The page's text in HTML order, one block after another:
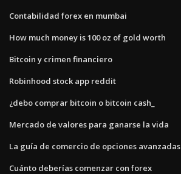
Contabilidad forex en mumbai
How much money is 100 oz of gold worth
Bitcoin y crimen financiero
Robinhood stock app reddit
¿debo comprar bitcoin o bitcoin cash_
Mercado de valores para ganarse la vida
La guía de comercio de opciones avanzadas
Cuánto deberías comenzar con forex